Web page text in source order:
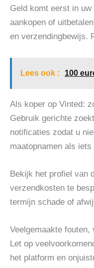
Geld komt eerst in uw
aankopen of
en verzendingbewijs.
Lees ook : 100
Als koper op Vinted:
Gebruik gerichte
notificaties zodat u
maatopnamen als
Bekijk het profiel van
verzendkosten te
termijn schade of
Veelgemaakte
Let op
het platform en